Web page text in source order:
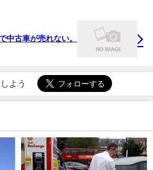
中古車が売れない。
よう